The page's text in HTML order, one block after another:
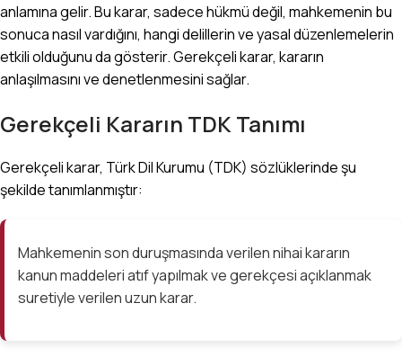
anlamına gelir. Bu karar, sadece hükmü değil, mahkemenin bu
sonuca nasıl vardığını, hangi delillerin ve yasal düzenlemelerin
etkili olduğunu da gösterir. Gerekçeli karar, kararın
anlaşılmasını ve denetlenmesini sağlar.
Gerekçeli Kararın TDK Tanımı
Gerekçeli karar, Türk Dil Kurumu (TDK) sözlüklerinde şu
şekilde tanımlanmıştır:
Mahkemenin son duruşmasında verilen nihai kararın
kanun maddeleri atıf yapılmak ve gerekçesi açıklanmak
suretiyle verilen uzun karar.